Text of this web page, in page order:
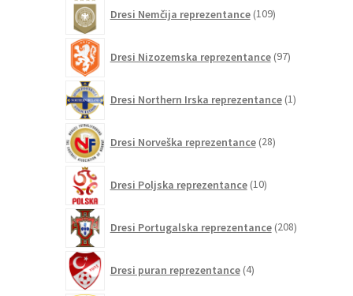
Dresi Nemčija reprezentance 109izdelkov
Dresi Nizozemska reprezentance 97izdelkov
Dresi Northern Irska reprezentance 1izdelek
Dresi Norveška reprezentance 28izdelkov
Dresi Poljska reprezentance 10izdelkov
Dresi Portugalska reprezentance 208izdelkov
Dresi puran reprezentance 4izdelki